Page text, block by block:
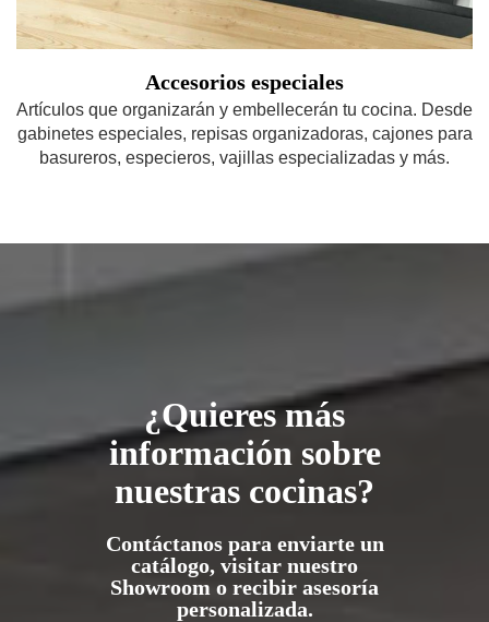
Accesorios especiales
Artículos que organizarán y embellecerán tu cocina. Desde
gabinetes especiales, repisas organizadoras, cajones para
basureros, especieros, vajillas especializadas y más.
¿Quieres más
información sobre
nuestras cocinas?
Contáctanos para enviarte un
catálogo, visitar nuestro
Showroom o recibir asesoría
personalizada.